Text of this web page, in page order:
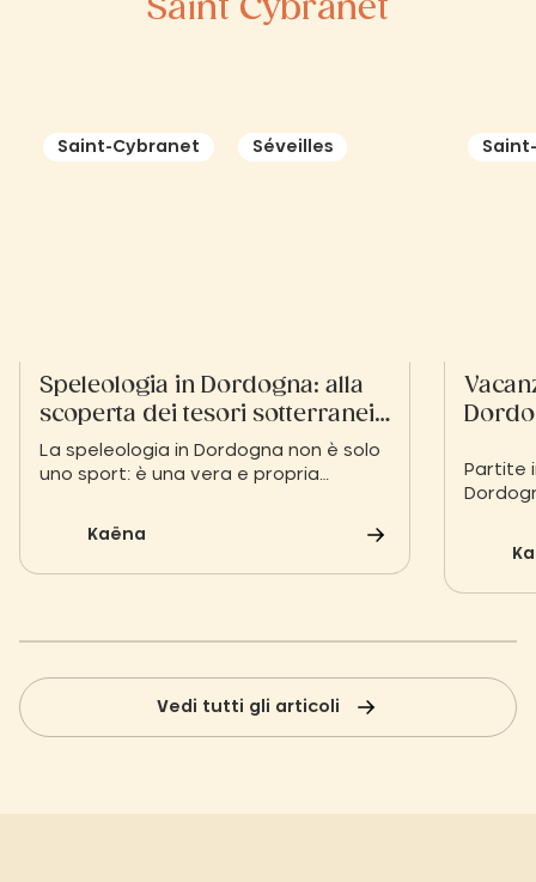
Saint Cybranet
Saint-Cybranet Séveilles
Speleologia in Dordogna: alla
scoperta dei tesori sotterranei
del Périgord
La speleologia in Dordogna non è solo
uno sport: è una vera e propria
mondo sotterraneo. Che siate
un'esperienza per tutta la famiglia, le
Kaëna
Partite
Vedi tutti gli articoli